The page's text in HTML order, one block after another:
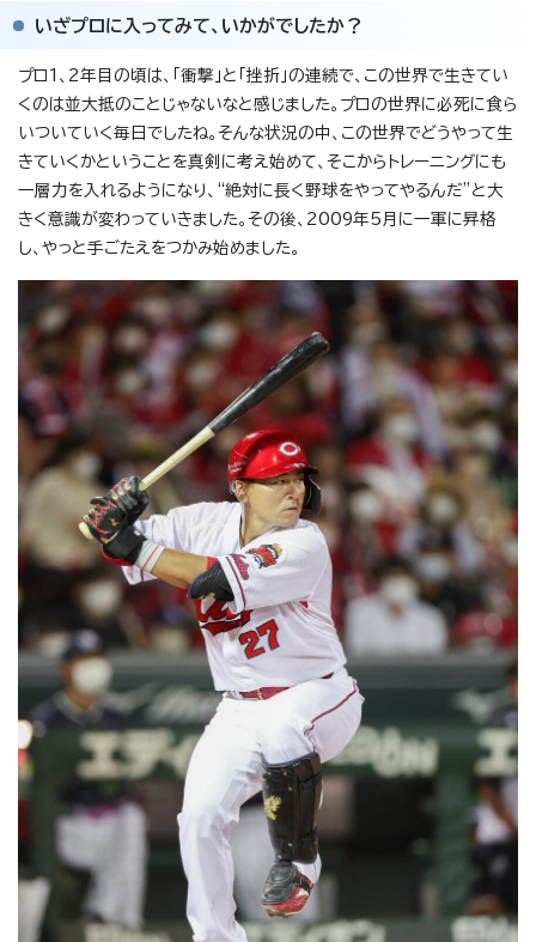
いざプロに入ってみて、いかがでしたか？
プロ1、2年目の頃は、「衝撃」と「挫折」の連続で、この世界で生きてい
くのは並大抵のことじゃないなと感じました。プロの世界に必死に食ら
いついていく毎日でしたね。そんな状況の中、この世界でどうやって生
きていくかということを真剣に考え始めて、そこからトレーニングにも
一層力を入れるようになり、“絶対に長く野球をやってやるんだ”と大
きく意識が変わっていきました。その後、2009年5月に一軍に昇格
し、やっと手ごたえをつかみ始めました。